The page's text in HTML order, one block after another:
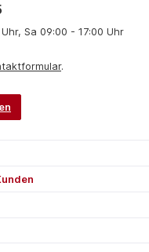
Sa 09:00 - 17:00 Uhr
.